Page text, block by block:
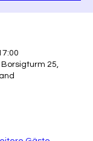
25,